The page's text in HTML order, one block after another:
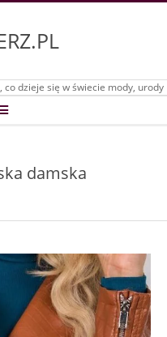
dzieje się w świecie mody, urody
damska